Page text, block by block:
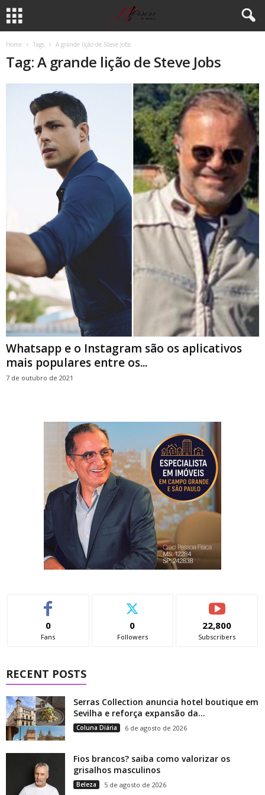
Home Tags A grande lição de Steve Jobs
Tag: A grande lição de Steve Jobs
Whatsapp e o Instagram são os aplicativos
mais populares entre os...
7 de outubro de 2021
0
Fans
0
Followers
22,800
Subscribers
RECENT POSTS
Serras Collection anuncia hotel boutique em
Sevilha e reforça expansão da...
Coluna Diária 6 de agosto de 2026
Fios brancos? saiba como valorizar os
grisalhos masculinos
Beleza 5 de agosto de 2026